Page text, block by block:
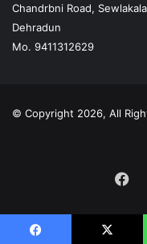
Chandrbni Road,
Dehradun
Mo. 9411312629
© Copyright 2026, All